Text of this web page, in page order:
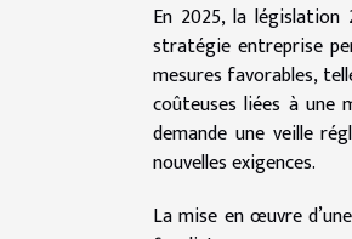
En 2025, la
stratégie entreprise
mesures favorables,
coûteuses liées à une
demande une veille
nouvelles exigences.
La mise en œuvre